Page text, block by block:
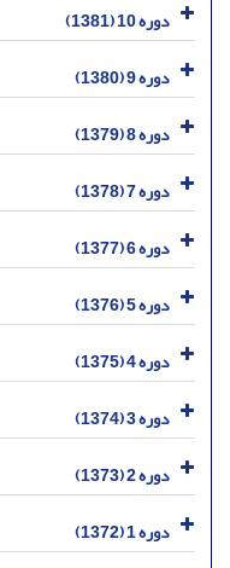
دوره 10 (1381)
دوره 9 (1380)
دوره 8 (1379)
دوره 7 (1378)
دوره 6 (1377)
دوره 5 (1376)
دوره 4 (1375)
دوره 3 (1374)
دوره 2 (1373)
دوره 1 (1372)